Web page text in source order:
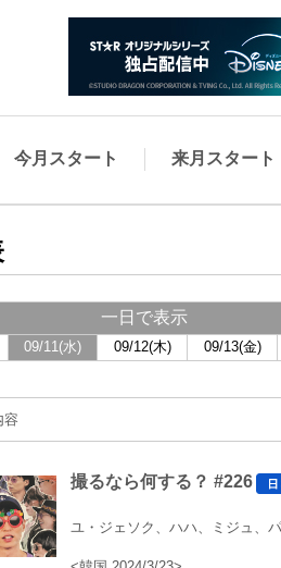
今月スタート 来月スタート
一日で表示
09/11(水) 09/12(木) 09/13(金)
容
撮るなら何する？ #226
ユ・ジェソク、ハハ、ミジュ、